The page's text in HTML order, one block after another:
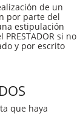
de un
por parte del
estipulación
si no
y por escrito
que haya